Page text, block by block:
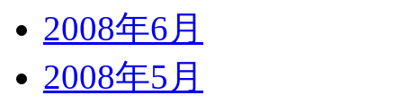
2008年6月
2008年5月